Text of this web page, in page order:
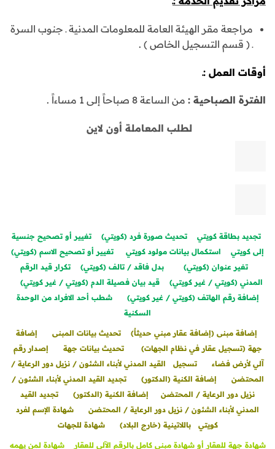
مراجعة مقر الهيئة العامة للمعلومات المدنية ـ جنوب السرة
ـ ( قسم التسجيل الخاص ) .
أوقات العمل :ـ
الفترة الصباحية : من الساعة 8 صباحاً إلى 1 مساءاً .
لطلب المعاملة أون لاين
تجديد بطاقة كويتي تحديث صورة فرد (كويتي)
تغيير أو تصحيح جنسية
إلى كويتي
استكمال بيانات مولود كويتي
تغيير أو تصحيح الاسم (كويتي)
تغير عنوان (كويتي)
بدل فاقد / تالف (كويتي)
تكرار قيد الرقم
المدني (كويتي / غير كويتي)
قيد بيان فصيلة الدم (كويتي / غير كويتي)
إضافة رقم الهاتف (كويتي / غير كويتي)
شطب أحد الافراد من الوحدة
السكنية
إضافة مبنى (إضافة عقار مبني حديثاٌ) تحديث بيانات المبنى
إضافة
جهة (تسجيل عقار في نظام الجهات)
تحديث بيانات جهة
إصدار رقم
آلي لأرض فضاء
تسجيل القيد المدني لأبناء الشئون / نزيل دور الرعاية /
المحتضن
إضافة الكنية (الدكتور)
تجديد القيد المدني لأبناء الشئون /
نزيل دور الرعاية / المحتضن
إضافة الكنية (الدكتور)
تجديد القيد
المدني لأبناء الشئون / نزيل دور الرعاية / المحتضن
شهادة الإسم لفرد
كويتي باللاتينية (خارج البلاد)
شهادة للجهات
شهادة جهة للعقار أو شهادة مبنى كامل بالرقم الآلي للعقار
شهادة لمن يهمه